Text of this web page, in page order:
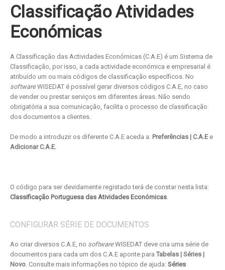
Classificação Atividades
Económicas
A Classificação das Actividades Económicas (C.A.E) é um Sistema de
Classificação, por isso, a cada actividade económica e empresarial é
atribuído um ou mais códigos de classificação específicos. No
softwareWISEDAT é possível gerar diversos códigos C.A.E, no caso
de vender ou prestar serviços em diferentes áreas. Não sendo
obrigatória a sua comunicação, facilita o processo de classificação
dos documentos a clientes.
De modo a introduzir os diferente C.A.E aceda a: Preferências | C.A.E e
Adicionar C.A.E.
O código para ser devidamente registado terá de constar nesta lista:
Classificação Portuguesa das Atividades Económicas.
CONFIGURAR SÉRIE DE DOCUMENTOS
Ao criar diversos C.A.E, no softwareWISEDAT deve cria uma série de
documentos para cada um dos C.A.E aponte para Tabelas | Séries |
Novo. Consulte mais informações no tópico de ajuda: Séries